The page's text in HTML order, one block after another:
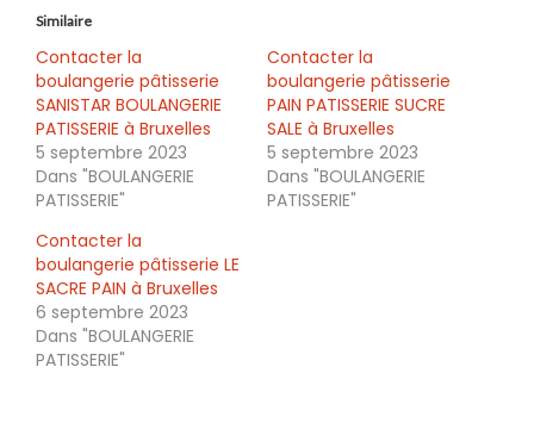
Similaire
Contacter la
boulangerie pâtisserie
SANISTAR BOULANGERIE
PATISSERIE à Bruxelles
5 septembre 2023
Dans "BOULANGERIE
PATISSERIE"
Contacter la
boulangerie pâtisserie
PAIN PATISSERIE SUCRE
SALE à Bruxelles
5 septembre 2023
Dans "BOULANGERIE
PATISSERIE"
Contacter la
boulangerie pâtisserie LE
SACRE PAIN à Bruxelles
6 septembre 2023
Dans "BOULANGERIE
PATISSERIE"